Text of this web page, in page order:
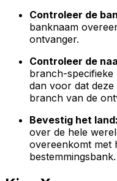
Controleer de
banknaam
ontvanger.
Controleer de
branch-
dan voor dat
branch van de
Bevestig het land:
over de hele
overeenkomt met
bestemmingsbank.